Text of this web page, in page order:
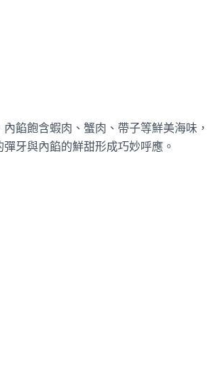
餡飽含蝦肉、蟹肉、帶子等鮮美海味，
牙與內餡的鮮甜形成巧妙呼應。